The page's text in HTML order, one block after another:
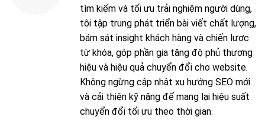
tìm kiếm và tối ưu trải nghiệm người dùng,
tôi tập trung phát triển bài viết chất lượng,
bám sát insight khách hàng và chiến lược
từ khóa, góp phần gia tăng độ phủ thương
hiệu và hiệu quả chuyển đổi cho website.
Không ngừng cập nhật xu hướng SEO mới
và cải thiện kỹ năng để mang lại hiệu suất
chuyển đổi tối ưu theo thời gian.